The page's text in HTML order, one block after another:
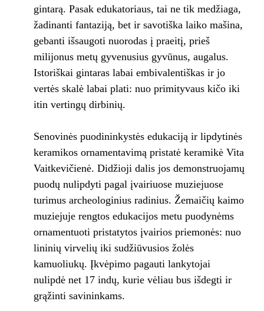
gintarą. Pasak edukatoriaus, tai ne tik medžiaga,
žadinanti fantaziją, bet ir savotiška laiko mašina,
gebanti išsaugoti nuorodas į praeitį, prieš
milijonus metų gyvenusius gyvūnus, augalus.
Istoriškai gintaras labai embivalentiškas ir jo
vertės skalė labai plati: nuo primityvaus kičo iki
itin vertingų dirbinių.
Senovinės puodininkystės edukaciją ir lipdytinės
keramikos ornamentavimą pristatė keramikė Vita
Vaitkevičienė. Didžioji dalis jos demonstruojamų
puodų nulipdyti pagal įvairiuose muziejuose
turimus archeologinius radinius. Žemaičių kaimo
muziejuje rengtos edukacijos metu puodynėms
ornamentuoti pristatytos įvairios priemonės: nuo
lininių virvelių iki sudžiūvusios žolės
kamuoliukų. Įkvėpimo pagauti lankytojai
nulipdė net 17 indų, kurie vėliau bus išdegti ir
grąžinti savininkams.